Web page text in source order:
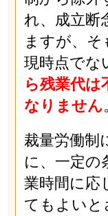
れ、成立断
ますが、
現時点でな
ら残業代は
なりません
裁量労働制
に、一定の
業時間に応
てもよいと